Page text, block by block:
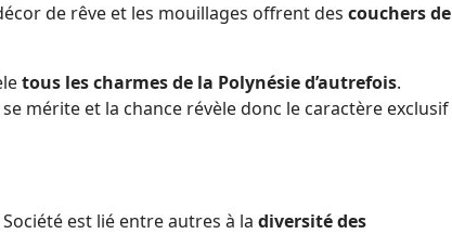
de rêve et les mouillages offrent des couchers de
tous les charmes de la Polynésie d’autrefois.
mérite et la chance révèle donc le caractère exclusif
est lié entre autres à la diversité des